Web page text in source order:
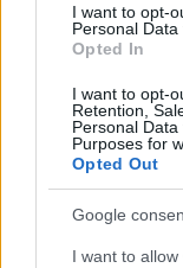
I want to opt-
Personal
Opted In
I want to opt-
Retention,
Personal
Purposes for
Opted Out
Google
I want to
Ajánlott
Bill